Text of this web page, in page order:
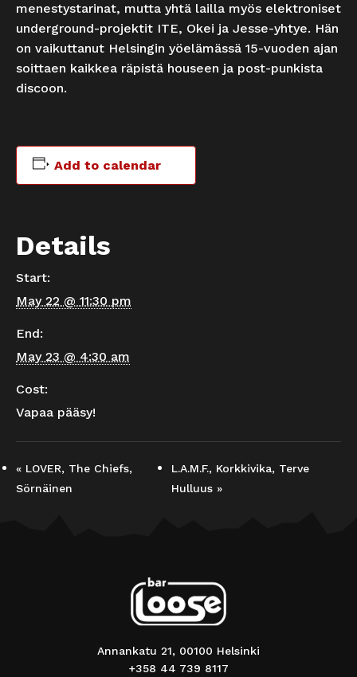
menestystarinat, mutta yhtä lailla myös elektroniset
underground-projektit ITE, Okei ja Jesse-yhtye. Hän
on vaikuttanut Helsingin yöelämässä 15-vuoden ajan
soittaen kaikkea räpistä houseen ja post-punkista
discoon.
Add to calendar
Details
Start:
May 22 @ 11:30 pm
End:
May 23 @ 4:30 am
Cost:
Vapaa pääsy!
« LOVER, The Chiefs,
Sörnäinen
L.A.M.F., Korkkivika, Terve
Hulluus »
Annankatu 21, 00100 Helsinki
+358 44 739 8117